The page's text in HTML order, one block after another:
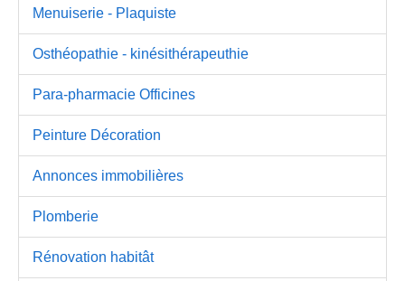
Menuiserie - Plaquiste
Osthéopathie - kinésithérapeuthie
Para-pharmacie Officines
Peinture Décoration
Annonces immobilières
Plomberie
Rénovation habitât